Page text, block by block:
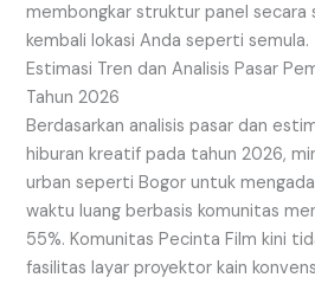
membongkar struktur panel secara
kembali lokasi Anda seperti semula.
Estimasi Tren dan Analisis Pasar
Tahun 2026
Berdasarkan analisis pasar dan
hiburan kreatif pada tahun 2026,
urban seperti Bogor untuk
waktu luang berbasis komunitas
55%. Komunitas Pecinta Film kini
fasilitas layar proyektor kain